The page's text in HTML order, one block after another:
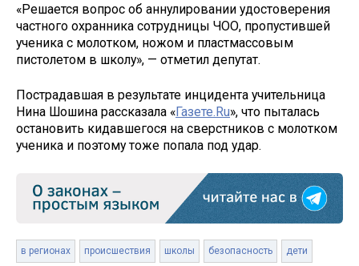
«Решается вопрос об аннулировании удостоверения
частного охранника сотрудницы ЧОО, пропустившей
ученика с молотком, ножом и пластмассовым
пистолетом в школу», — отметил депутат.
Пострадавшая в результате инцидента учительница
Нина Шошина рассказала «Газете.Ru», что пыталась
остановить кидавшегося на сверстников с молотком
ученика и поэтому тоже попала под удар.
в регионах происшествия школы безопасность дети